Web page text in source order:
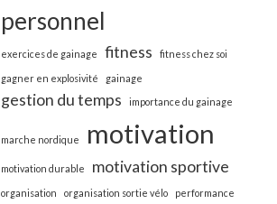
personnel
exercices de gainage fitness fitness chez soi
gagner en explosivité gainage
gestion du temps importance du gainage
marche nordique motivation
motivation durable motivation sportive
organisation organisation sortie vélo performance